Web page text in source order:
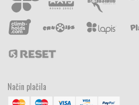
Način plačila